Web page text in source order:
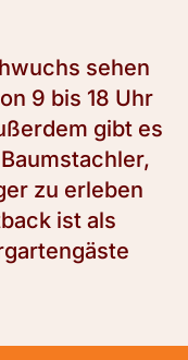
sehen
9 bis 18 Uhr
gibt es
zu erleben
ist als